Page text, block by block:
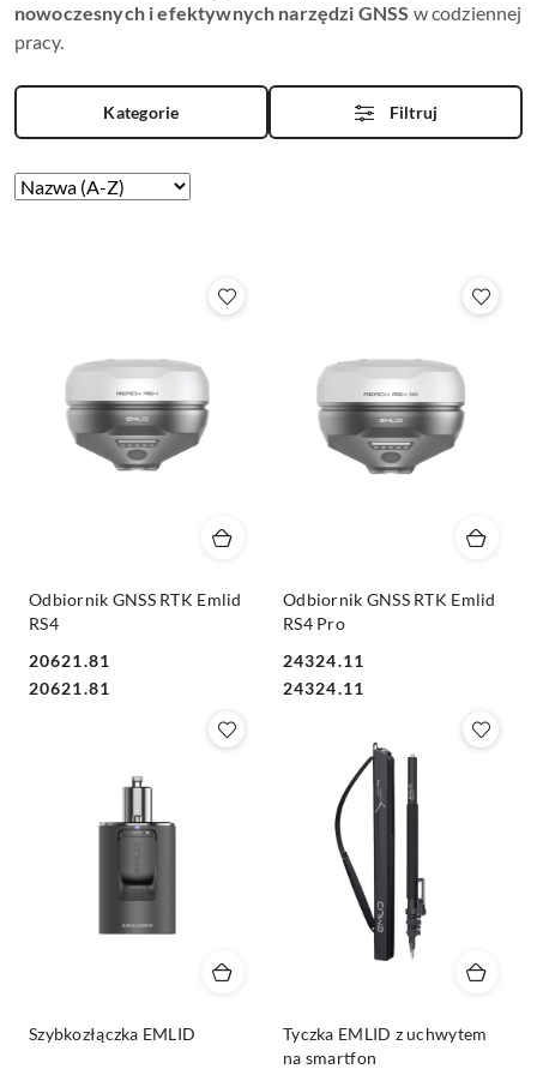
nowoczesnych i efektywnych narzędzi GNSS w codziennej
pracy.
Kategorie Filtruj
Zastosowano
Sortuj
Odbiornik GNSS RTK Emlid
RS4
Cena:
20621.81
Cena:
20621.81
Odbiornik GNSS RTK Emlid
RS4 Pro
Cena:
24324.11
Cena:
24324.11
Szybkozłączka EMLID
Tyczka EMLID z uchwytem
na smartfon